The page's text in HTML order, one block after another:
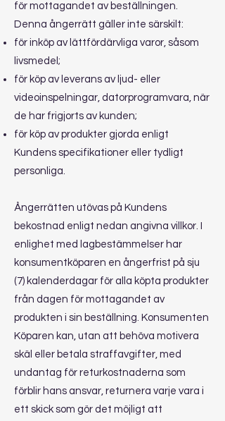
för mottagandet av beställningen.
Denna ångerrätt gäller inte särskilt:
för inköp av lättfördärvliga varor, såsom
livsmedel;
för köp av leverans av ljud- eller
videoinspelningar, datorprogramvara, när
de har frigjorts av kunden;
för köp av produkter gjorda enligt
Kundens specifikationer eller tydligt
personliga.
Ångerrätten utövas på Kundens
bekostnad enligt nedan angivna villkor. I
enlighet med lagbestämmelser har
konsumentköparen en ångerfrist på sju
(7) kalenderdagar för alla köpta produkter
från dagen för mottagandet av
produkten i sin beställning. Konsumenten
Köparen kan, utan att behöva motivera
skäl eller betala straffavgifter, med
undantag för returkostnaderna som
förblir hans ansvar, returnera varje vara i
ett skick som gör det möjligt att